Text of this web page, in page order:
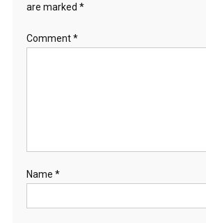
are marked *
Comment*
Name *